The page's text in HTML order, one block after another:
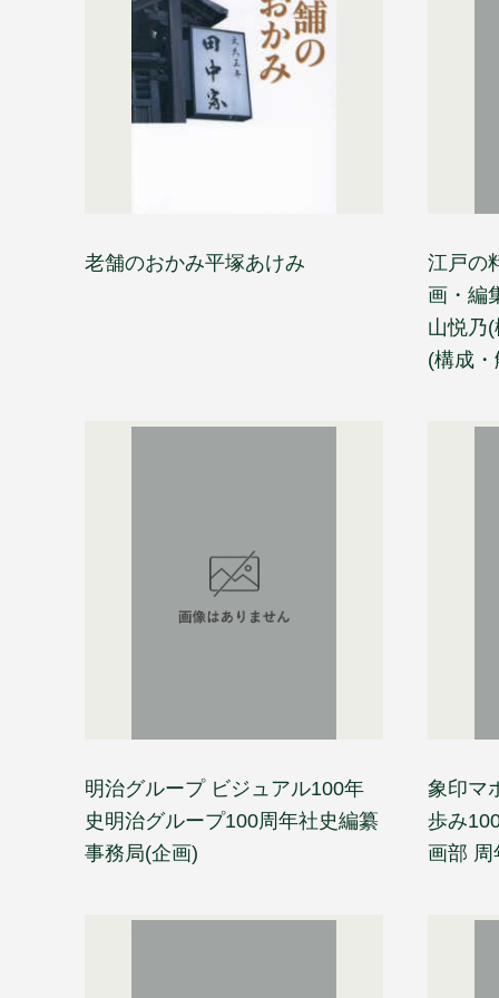
老舗のおかみ平塚あけみ
江戸の
画・編
山悦乃
(構成
明治グループ ビジュアル100年
史明治グループ100周年社史編纂
事務局(企画)
象印マ
歩み
画部